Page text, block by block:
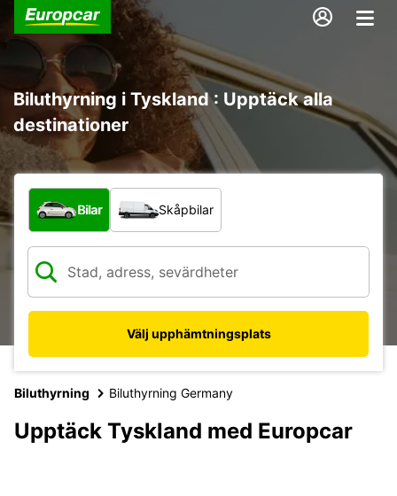
Biluthyrning i Tyskland : Upptäck alla
destinationer
Vilken typ av fordon?
Bilar Skåpbilar
Välj upphämtningsplats
Biluthyrning Biluthyrning Germany
Upptäck Tyskland med Europcar